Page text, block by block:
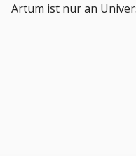
Artum ist nur an